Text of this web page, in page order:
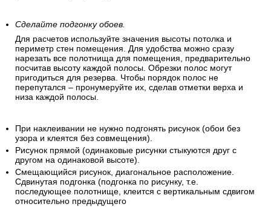
Сделайте подгонку обоев.
Для расчетов используйте значения высоты потолка и
периметр стен помещения. Для удобства можно сразу
нарезать все полотнища для помещения, предварительно
посчитав высоту каждой полосы. Обрезки полос могут
пригодиться для резерва. Чтобы порядок полос не
перепутался – пронумеруйте их, сделав отметки верха и
низа каждой полосы.
При наклеивании не нужно подгонять рисунок (обои без
узора и клеятся без совмещения).
Рисунок прямой (одинаковые рисунки стыкуются друг с
другом на одинаковой высоте).
Смещающийся рисунок, диагональное расположение.
Сдвинутая подгонка (подгонка по рисунку, т.е.
последующее полотнище, клеится с вертикальным сдвигом
относительно предыдущего